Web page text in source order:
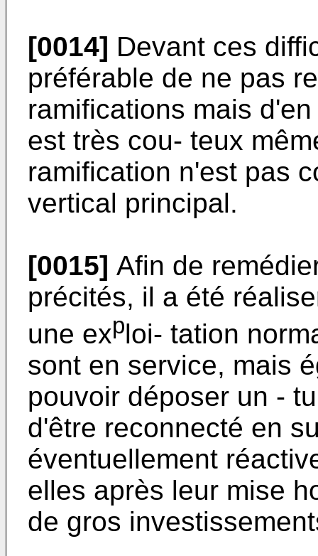
[0014] Devant ces
préférable de ne pas
ramifications mais
est très cou- teux
ramification n'est pas
vertical principal.
[0015] Afin de
précités, il a été
une exploi- tation
sont en service, mais
pouvoir déposer un -
d'être reconnecté en
éventuellement
elles après leur mise
de gros